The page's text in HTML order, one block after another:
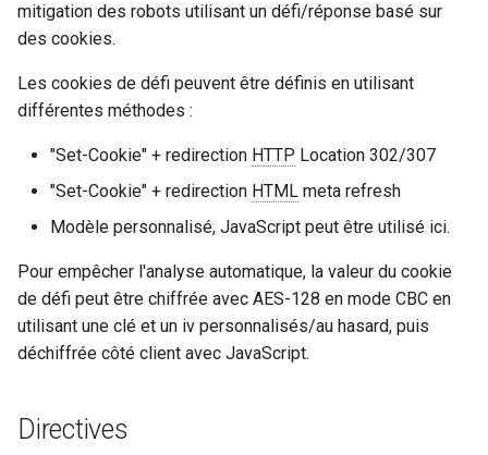
e
$os_family
$os_version
testcookie_refresh_status
testcookie_deny_keepalive
testcookie_https_location
testcookie_refresh_encrypt_cookie_key
testcookie_refresh_encrypt_iv
dns
etcd
feishu-auth
ftpclient
global-throttle
mitigation des robots utilisant un défi/réponse basé sur
des cookies.
Les cookies de défi peuvent être définis en utilisant
différentes méthodes :
"Set-Cookie" + redirection HTTP Location 302/307
"Set-Cookie" + redirection HTML meta refresh
Modèle personnalisé, JavaScript peut être utilisé ici.
Pour empêcher l'analyse automatique, la valeur du cookie
de défi peut être chiffrée avec AES-128 en mode CBC en
utilisant une clé et un iv personnalisés/au hasard, puis
déchiffrée côté client avec JavaScript.
Directives